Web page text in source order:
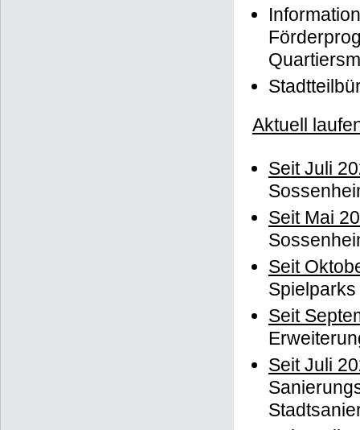
Aktuell
Seit Juli
Seit Mai
Seit
Seit
Seit Juli